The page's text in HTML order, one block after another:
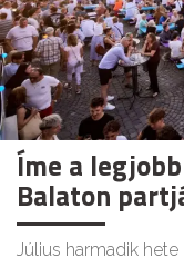
Íme a
Balaton
Július harmadik